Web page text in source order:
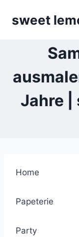
sweet
Jahre |
Home
Papeterie
Party